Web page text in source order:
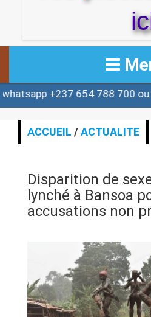
ACCUEIL
ACTUALITE
ALERTE
ANNONCE
ART & CULTURE & TRADITION
ASSAINISSEMENT
BREAKING-NEWS
654 788 700 ou via
ACCUEIL /ACTUALITE
Disparition de
lynché à Bansoa
accusations non